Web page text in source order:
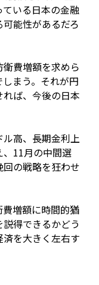
いる日本の金融
能性があるだろ
費増額を求めら
まう。それが円
ば、今後の日本
高、長期金利上
11月の中間選
の戦略を狂わせ
増額に時間的猶
得できるかどう
を大きく左右す